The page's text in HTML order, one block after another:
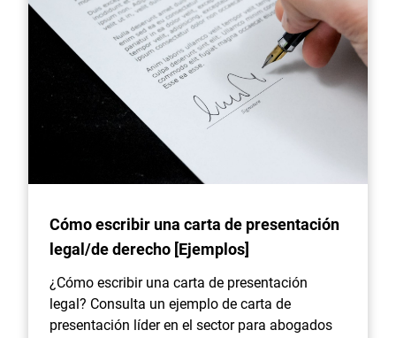
Cómo escribir una carta de presentación
legal/de derecho [Ejemplos]
¿Cómo escribir una carta de presentación
legal? Consulta un ejemplo de carta de
presentación líder en el sector para abogados